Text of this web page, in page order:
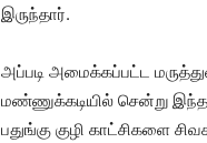
இருந்தார்.
அப்படி அமைக்கப்பட்ட
மண்ணுக்கடியில் சென்று இந்த
பதுங்கு குழி காட்சிகளை